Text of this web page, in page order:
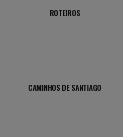
ROTEIROS
CAMINHOS DE SANTIAGO